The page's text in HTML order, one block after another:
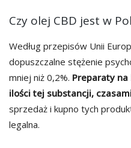
Czy olej CBD jest w
Według przepisów Unii
dopuszczalne stężenie
mniej niż 0,2%. Preparaty na
ilości tej substancji,
sprzedaż i kupno tych
legalna.